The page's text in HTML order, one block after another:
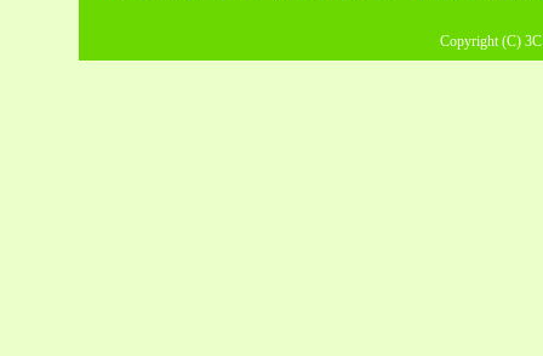
Copyright (C)